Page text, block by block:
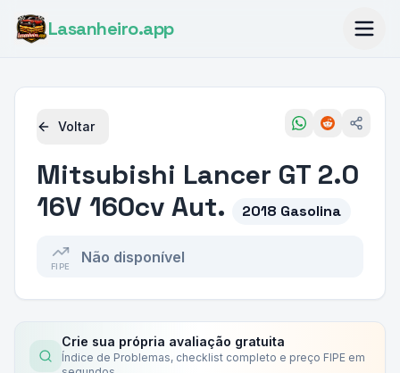
Lasanheiro.app
Voltar
Mitsubishi Lancer GT 2.0
16V 160cv Aut.
2018 Gasolina
FIPE
Não disponível
Crie sua própria avaliação gratuita
Índice de Problemas, checklist completo e preço FIPE em